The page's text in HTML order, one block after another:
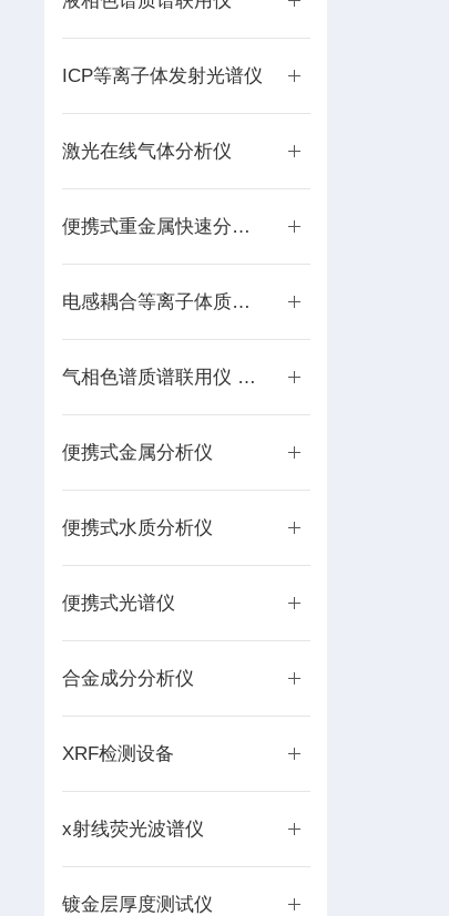
ICP等离子体发射光谱仪
激光在线气体分析仪
便携式重金属快速分析仪
电感耦合等离子体质谱仪 ICP-MS
气相色谱质谱联用仪 GC-MS
便携式金属分析仪
便携式水质分析仪
便携式光谱仪
合金成分分析仪
XRF检测设备
x射线荧光波谱仪
镀金层厚度测试仪